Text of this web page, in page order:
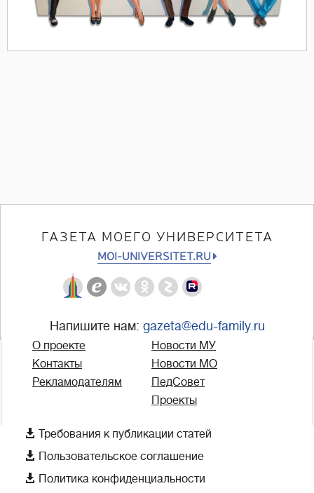
ГАЗЕТА МОЕГО УНИВЕРСИТЕТА
MOI-UNIVERSITET.RU
Напишите нам: gazeta@edu-family.ru
О проекте
Контакты
Рекламодателям
Новости МУ
Новости МО
ПедСовет
Проекты
 Требования к публикации статей
 Пользовательское соглашение
 Политика конфиденциальности